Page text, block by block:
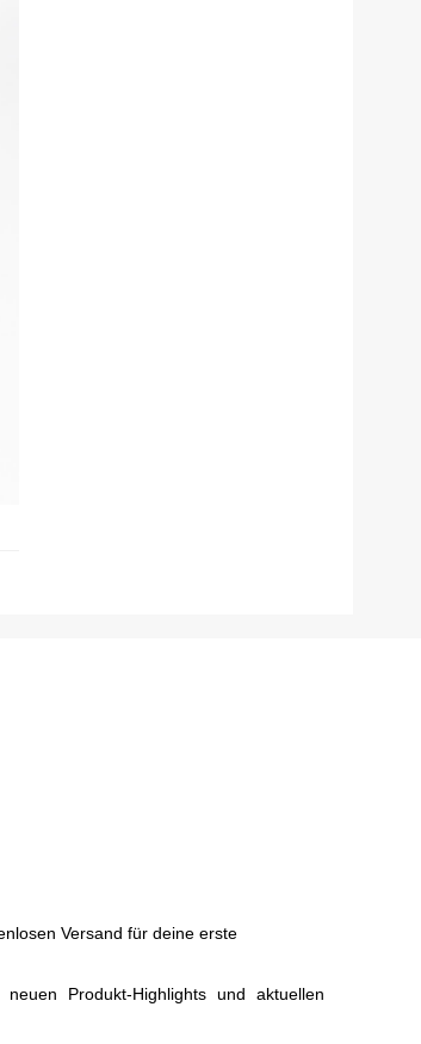
Versand für deine erste
Produkt-Highlights und aktuellen